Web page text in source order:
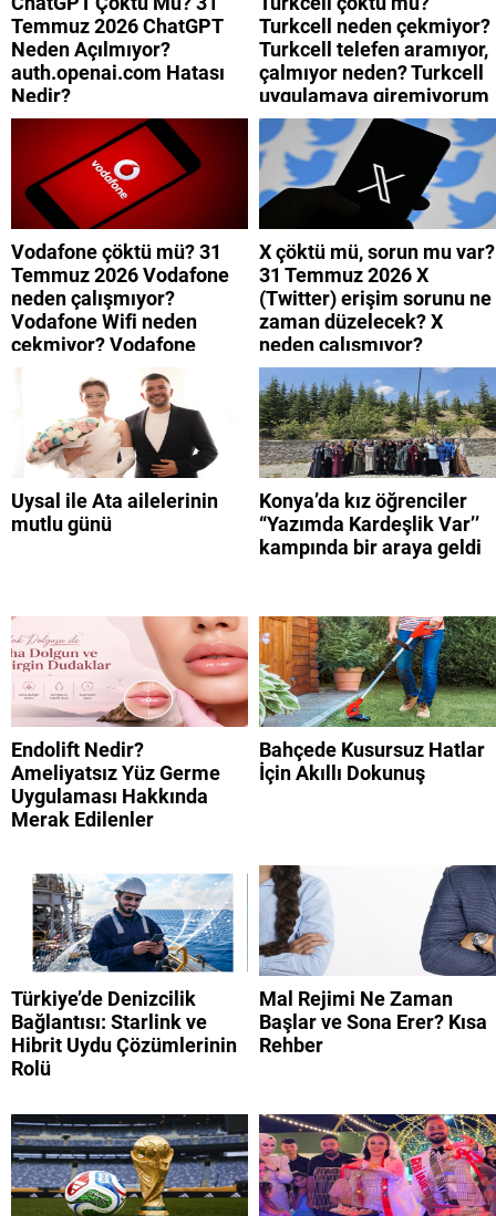
Temmuz 2026 ChatGPT
Neden Açılmıyor?
auth.openai.com Hatası
Nedir?
Turkcell neden çekmiyor?
Turkcell telefen aramıyor,
çalmıyor neden? Turkcell
uygulamaya giremiyorum
neden? Turkcell internet
neden yavaş?
Vodafone çöktü mü? 31
Temmuz 2026 Vodafone
neden çalışmıyor?
Vodafone Wifi neden
çekmiyor? Vodafone
mobil uygulamaya neden
giremiyorum?
X çöktü mü, sorun mu var?
31 Temmuz 2026 X
(Twitter) erişim sorunu ne
zaman düzelecek? X
neden çalışmıyor?
Uysal ile Ata ailelerinin
mutlu günü
Konya’da kız öğrenciler
“Yazımda Kardeşlik Var’’
kampında bir araya geldi
Endolift Nedir?
Ameliyatsız Yüz Germe
Uygulaması Hakkında
Merak Edilenler
Bahçede Kusursuz Hatlar
İçin Akıllı Dokunuş
Türkiye’de Denizcilik
Bağlantısı: Starlink ve
Hibrit Uydu Çözümlerinin
Rolü
Mal Rejimi Ne Zaman
Başlar ve Sona Erer? Kısa
Rehber